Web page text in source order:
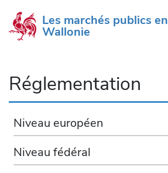
Les marchés publics en
Wallonie
Réglementation
Niveau européen
Niveau fédéral